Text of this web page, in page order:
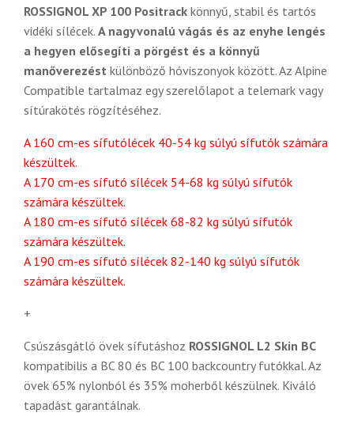
ROSSIGNOL XP 100 Positrack könnyű, stabil és tartós
vidéki sílécek. A nagyvonalú vágás és az enyhe lengés
a hegyen elősegíti a pörgést és a könnyű
manőverezést különböző hóviszonyok között. Az Alpine
Compatible tartalmaz egy szerelőlapot a telemark vagy
sítúrakötés rögzítéséhez.
A 160 cm-es sífutólécek 40-54 kg súlyú sífutók számára
készültek.
A 170 cm-es sífutó sílécek 54-68 kg súlyú sífutók
számára készültek.
A 180 cm-es sífutó sílécek 68-82 kg súlyú sífutók
számára készültek.
A 190 cm-es sífutó sílécek 82-140 kg súlyú sífutók
számára készültek.
+
Csúszásgátló övek sífutáshoz ROSSIGNOL L2 Skin BC
kompatibilis a BC 80 és BC 100 backcountry futókkal. Az
övek 65% nylonból és 35% moherből készülnek. Kiváló
tapadást garantálnak.